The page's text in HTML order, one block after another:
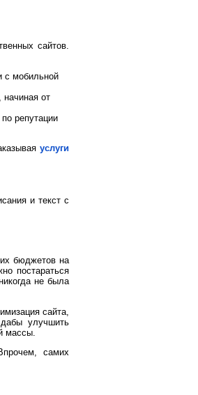
сайтов.
с мобильной
от
репутации
услуги
и текст с
бюджетов на
постараться
не была
сайта,
улучшить
массы.
самих